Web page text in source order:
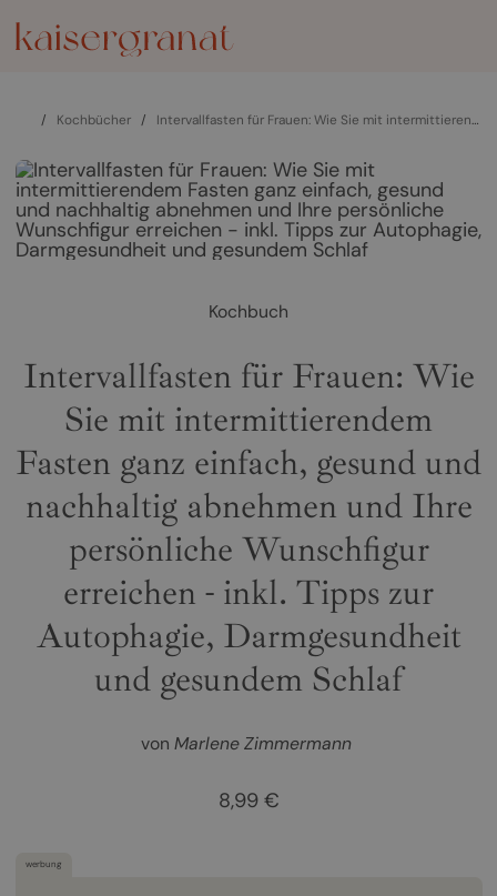
/ Kochbücher / Intervallfasten für Frauen: Wie Sie mit intermittierendem Fasten ganz einfach, gesund und nachhaltig abnehmen und Ihre persönliche Wunschfigur erreichen - inkl. Tipps zur Autophagie, Darmgesundheit und gesundem Schlaf
Kochbuch
Intervallfasten für Frauen: Wie
Sie mit intermittierendem
Fasten ganz einfach, gesund und
nachhaltig abnehmen und Ihre
persönliche Wunschfigur
erreichen - inkl. Tipps zur
Autophagie, Darmgesundheit
und gesundem Schlaf
vonMarlene Zimmermann
8,99 €
werbung